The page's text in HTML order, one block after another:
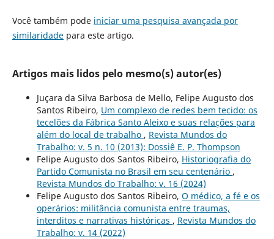
Você também pode iniciar uma pesquisa avançada por
similaridadepara este artigo.
Artigos mais lidos pelo mesmo(s) autor(es)
Juçara da Silva Barbosa de Mello, Felipe Augusto dos
Santos Ribeiro, Um complexo de redes bem tecido: os
tecelões da Fábrica Santo Aleixo e suas relações para
além do local de trabalho , Revista Mundos do
Trabalho: v. 5 n. 10 (2013): Dossiê E. P. Thompson
Felipe Augusto dos Santos Ribeiro, Historiografia do
Partido Comunista no Brasil em seu centenário ,
Revista Mundos do Trabalho: v. 16 (2024)
Felipe Augusto dos Santos Ribeiro, O médico, a fé e os
operários: militância comunista entre traumas,
interditos e narrativas históricas , Revista Mundos do
Trabalho: v. 14 (2022)